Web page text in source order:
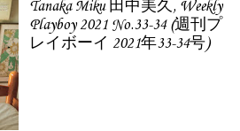
Tanaka Miku 田中美久, Weekly
Playboy 2021 No.33-34 (週刊プ
レイボーイ 2021年33-34号)